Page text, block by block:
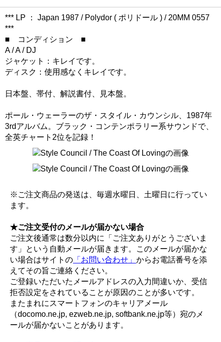
*** LP ： Japan 1987 / Polydor ( ポリドール ) / 20MM 0557
***
■ コンディション ■
A / A / DJ
ジャケット：キレイです。
ディスク：使用感なくキレイです。
日本盤、帯付、解説書付、見本盤。
ポール・ウェーラーのザ・スタイル・カウンシル、1987年
3rdアルバム。ブラック・コンテンポラリー系サウンドで、
全英チャート2位を記録！
※ご注文商品の発送は、毎週水曜日、土曜日に行ってい
ます。
★ご注文受付のメールが届かない場合
ご注文後通常は数分以内に「ご注文ありがとうございま
す」という自動メールが届きます。このメールが届かな
い場合はサイトの 「お問い合わせ」 からお電話番号を添
えてその旨ご連絡ください。
ご登録いただいたメールアドレスの入力間違いか、受信
拒否設定をされていることが原因のことが多いです。
またまれにスマートフォンのキャリアメール
（docomo.ne.jp, ezweb.ne.jp, softbank.ne.jp等）宛のメ
ールが届かないことがあります。